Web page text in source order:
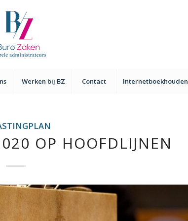
Werken bij BZ Contact Internetboekhouden
OP HOOFDLIJNEN